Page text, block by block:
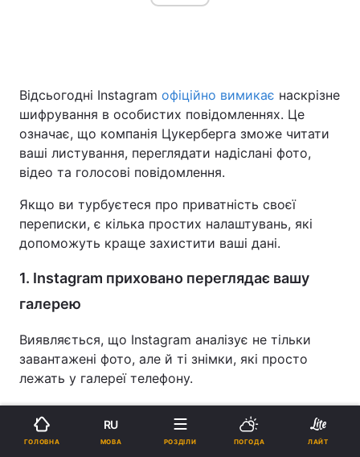
Відсьогодні Instagram офіційно вимикає наскрізне
шифрування в особистих повідомленнях. Це
означає, що компанія Цукерберга зможе читати
ваші листування, переглядати надіслані фото,
відео та голосові повідомлення.
Якщо ви турбуєтеся про приватність своєї
переписки, є кілька простих налаштувань, які
допоможуть краще захистити ваші дані.
1. Instagram приховано переглядає вашу
галерею
Виявляється, що Instagram аналізує не тільки
завантажені фото, але й ті знімки, які просто
лежать у галереї телефону.
Якщо ви коли-небудь погоджувалися на
"Пропозиції публікацій із галереї", додаток може
зчитувати метадані ваших особистих знімків і
ГОЛОВНА
RU
МОВА РОЗДІЛИ ПОГОДА ЛАЙТ